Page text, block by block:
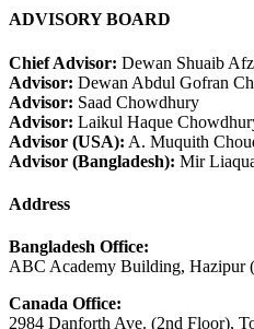
ADVISORY BOARD
Chief Advisor: Dewan Shuaib
Advisor: Dewan Abdul Gofran
Advisor: Saad Chowdhury
Advisor: Laikul Haque
Advisor (USA): A. Muquith
Advisor (Bangladesh): Mir
Address
Bangladesh Office:
ABC Academy Building, Hazipur
Canada Office:
2984 Danforth Ave. (2nd Floor),